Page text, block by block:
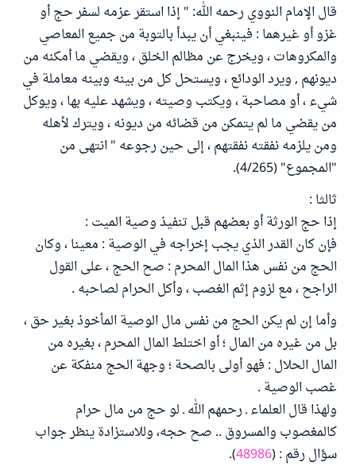
قال الإمام النووي رحمه الله: " إذا استقر عزمه لسفر حج أو
غزو أو غيرهما : فينبغي أن يبدأ بالتوبة من جميع المعاصي
والمكروهات ، ويخرج عن مظالم الخلق ، ويقضي ما أمكنه من
ديونهم , ويرد الودائع ، ويستحل كل من بينه وبينه معاملة في
شيء ، أو مصاحبة ، ويكتب وصيته ، ويشهد عليه بها ، ويوكل
من يقضي ما لم يتمكن من قضائه من ديونه ، ويترك لأهله
ومن يلزمه نفقته نفقتهم ، إلى حين رجوعه " انتهى من
"المجموع" (4/265).
ثالثا :
إذا حج الورثة أو بعضهم قبل تنفيذ وصية الميت :
فإن كان القدر الذي يجب إخراجه في الوصية : معينا ، وكان
الحج من نفس هذا المال المحرم : صح الحج ، على القول
الراجح ، مع لزوم إثم الغصب ، وأكل الحرام لصاحبه .
وأما إن لم يكن الحج من نفس مال الوصية المأخوذ بغير حق ،
بل من غيره من المال ؛ أو اختلط المال المحرم ، بغيره من
المال الحلال : فهو أولى بالصحة ؛ وجهة الحج منفكة عن
غصب الوصية .
ولهذا قال العلماء ـ رحمهم الله ـ لو حج من مال حرام
كالمغصوب والمسروق .. صح حجه، وللاستزادة ينظر جواب
سؤال رقم : (48986
).